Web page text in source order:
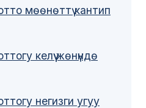
мөөнөттү кантип
келүү жөнүндө
негизги угуу